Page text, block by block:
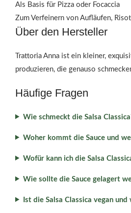
Als Basis für Pizza oder Focaccia
Zum Verfeinern von Aufläufen,
Über den Hersteller
Trattoria Anna ist ein kleiner,
produzieren, die genauso
Häufige Fragen
Wie schmeckt die Salsa
Woher kommt die Sauce und
Wofür kann ich die Salsa
Wie sollte die Sauce gelagert
Ist die Salsa Classica vegan